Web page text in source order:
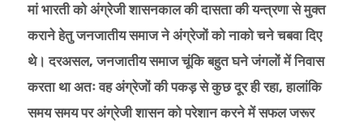
मां भारती को अंग्रेजी शासनकाल की दासता की यन्त्रणा से मुक्त
कराने हेतु जनजातीय समाज ने अंग्रेजों को नाको चने चबवा दिए
थे। दरअसल, जनजातीय समाज चूंकि बहुत घने जंगलों में निवास
करता था अतः वह अंग्रेजों की पकड़ से कुछ दूर ही रहा, हालांकि
समय समय पर अंग्रेजी शासन को परेशान करने में सफल जरूर